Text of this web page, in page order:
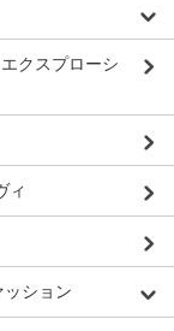
クスプローシ
ィ
ション